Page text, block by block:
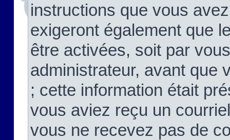
instructions que vous
exigeront également que
être activées, soit par
administrateur, avant que
; cette information était
vous aviez reçu un
vous ne recevez pas de